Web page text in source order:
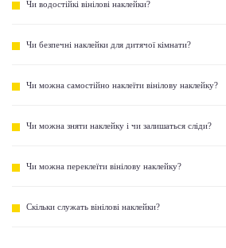
Чи водостійкі вінілові наклейки?
Чи безпечні наклейки для дитячої кімнати?
Чи можна самостійно наклеїти вінілову наклейку?
Чи можна зняти наклейку і чи залишаться сліди?
Чи можна переклеїти вінілову наклейку?
Скільки служать вінілові наклейки?